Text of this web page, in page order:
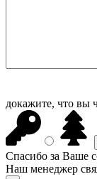
докажите, что вы
Спасибо за Ваше
Наш менеджер